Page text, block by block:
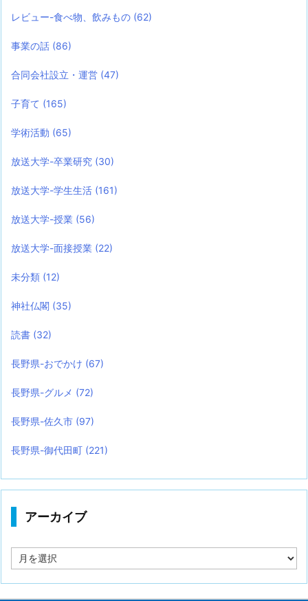
レビュー-食べ物、飲みもの (62)
事業の話 (86)
合同会社設立・運営 (47)
子育て (165)
学術活動 (65)
放送大学-卒業研究 (30)
放送大学-学生生活 (161)
放送大学-授業 (56)
放送大学-面接授業 (22)
未分類 (12)
神社仏閣 (35)
読書 (32)
長野県-おでかけ (67)
長野県-グルメ (72)
長野県-佐久市 (97)
長野県-御代田町 (221)
アーカイブ
ー